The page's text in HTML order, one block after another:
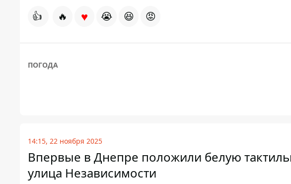
👍 🔥 ♥ 😭 😆 😡
ПОГОДА
14:15, 22 ноября 2025
Впервые в Днепре положили белую
улица Независимости